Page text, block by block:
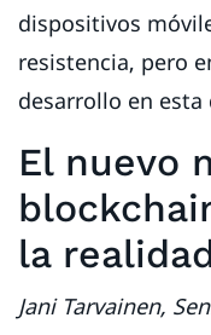
dispositivos
resistencia, pero
desarrollo en esta
El nuevo
la
Jani Tarvainen,